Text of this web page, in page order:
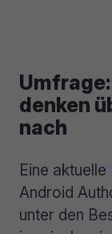
denken
nach
Eine aktuelle
Android
unter den